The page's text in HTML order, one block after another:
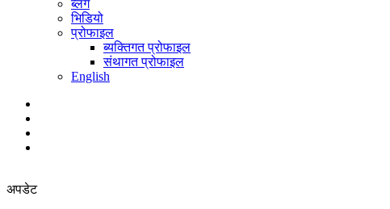
ब्लग
भिडियो
प्रोफाइल
ब्यक्तिगत प्रोफाइल
संथागत प्रोफाइल
English
अपडेट